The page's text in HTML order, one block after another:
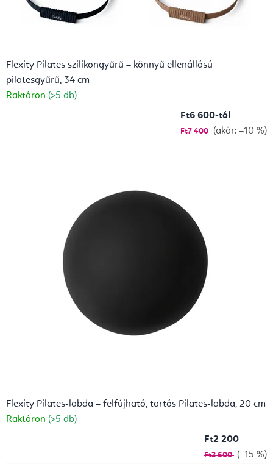
Flexity Pilates szilikongyűrű – könnyű ellenállású
pilatesgyűrű, 34 cm
Raktáron (>5 db)
Ft6 600-tól
Ft7 400 (akár: –10 %)
Flexity Pilates-labda – felfújható, tartós Pilates-labda, 20 cm
Raktáron (>5 db)
Ft2 200
Ft2 600 (–15 %)